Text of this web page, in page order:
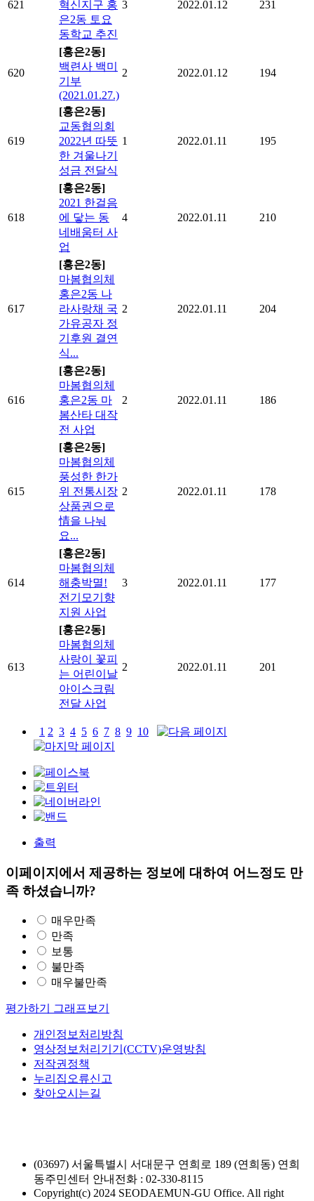
621
혁신지구 홍
은2동 토요
동학교 추진
3 2022.01.12 231
620
[홍은2동]
백련사 백미
기부
(2021.01.27.)
2 2022.01.12 194
619
[홍은2동]
교동협의회
2022년 따뜻
한 겨울나기
성금 전달식
1 2022.01.11 195
618
[홍은2동]
2021 한걸음
에 닿는 동
네배움터 사
업
4 2022.01.11 210
617
[홍은2동]
마봄협의체
홍은2동 나
라사랑채 국
가유공자 정
기후원 결연
식...
2 2022.01.11 204
616
[홍은2동]
마봄협의체
홍은2동 마
봄산타 대작
전 사업
2 2022.01.11 186
615
[홍은2동]
마봄협의체
풍성한 한가
위 전통시장
상품권으로
情을 나눠
요...
2 2022.01.11 178
614
[홍은2동]
마봄협의체
해충박멸!
전기모기향
지원 사업
3 2022.01.11 177
613
[홍은2동]
마봄협의체
사랑이 꽃피
는 어린이날
아이스크림
전달 사업
2 2022.01.11 201
1 2 3 4 5 6 7 8 9 10
출력
이페이지에서 제공하는 정보에 대하여 어느정도 만
족 하셨습니까?
매우만족
만족
보통
불만족
매우불만족
평가하기 그래프보기
개인정보처리방침
영상정보처리기기(CCTV)운영방침
저작권정책
누리집오류신고
찾아오시는길
(03697) 서울특별시 서대문구 연희로 189 (연희동) 연희
동주민센터 안내전화 : 02-330-8115
Copyright(c) 2024 SEODAEMUN-GU Office. All right